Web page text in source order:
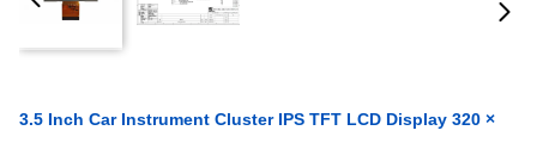
3.5 Inch Car Instrument Cluster IPS TFT LCD Display 320 ×